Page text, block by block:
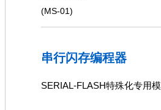
(MS-01)
串行闪存编程器
SERIAL-FLASH特殊化专用